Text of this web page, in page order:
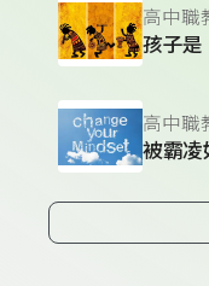
高中職
孩子是
高中職
被霸凌